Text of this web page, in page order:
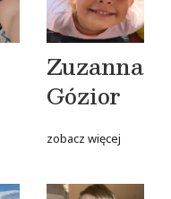
Zuzanna
Gózior
zobacz więcej